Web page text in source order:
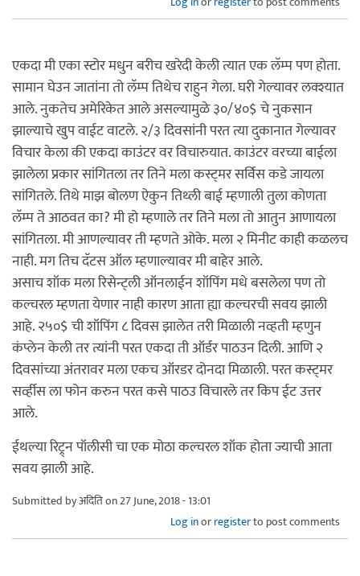
एकदा मी एका स्टोर मधुन बरीच खरेदी केली त्यात एक लॅम्प पण होता.
सामान घेउन जातांना तो लॅम्प तिथेच राहुन गेला. घरी गेल्यावर लक्श्यात
आले. नुकतेच अमेरिकेत आले असल्यामुळे ३०/४०$ चे नुकसान
झाल्याचे खुप वाईट वाटले. २/३ दिवसांनी परत त्या दुकानात गेल्यावर
विचार केला की एकदा काउंटर वर विचारुयात. काउंटर वरच्या बाईला
झालेला प्रकार सांगितला तर तिने मला कस्ट्मर सर्विस कडे जायला
सांगितले. तिथे माझ बोलण ऐकुन तिथ्ली बाई म्हणाली तुला कोणता
लॅम्प ते आठवत का? मी हो म्हणाले तर तिने मला तो आतुन आणायला
सांगितला. मी आणल्यावर ती म्हणते ओके. मला २ मिनीट काही कळलच
नाही. मग तिच दॅटस ऑल म्हणाल्यावर मी बाहेर आले.
असाच शॉक मला रिसेन्ट्ली ऑनलाईन शॉपिंग मधे बसलेला पण तो
कल्चरल म्हणता येणार नाही कारण आता ह्या कल्चरची सवय झाली
आहे. २५०$ ची शॉपिंग ८ दिवस झालेत तरी मिळाली नव्हती म्हणुन
कंप्लेन केली तर त्यांनी परत एकदा ती ऑर्डर पाठउन दिली. आणि २
दिवसांच्या अंतरावर मला एकच ऑरडर दोनदा मिळाली. परत कस्ट्मर
सर्व्हीस ला फोन करुन परत कसे पाठउ विचारले तर किप ईट उत्तर
आले.
ईथल्या रिट्र्न पॉलीसी चा एक मोठा कल्चरल शॉक होता ज्याची आता
सवय झाली आहे.
Submitted byअदितिon 27 June, 2018 - 13:01
Log inorregisterto post comments